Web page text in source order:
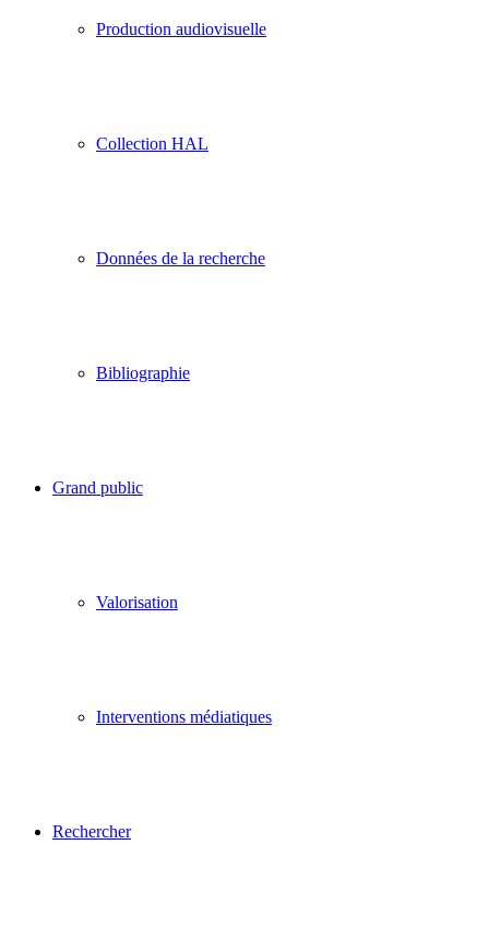
Production audiovisuelle
Collection HAL
Données de la recherche
Bibliographie
Grand public
Valorisation
Interventions médiatiques
Rechercher